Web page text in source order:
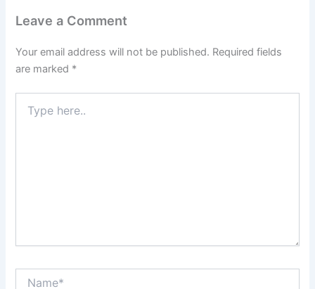
Leave a Comment
Your email address will not be published. Required fields
are marked *
here..